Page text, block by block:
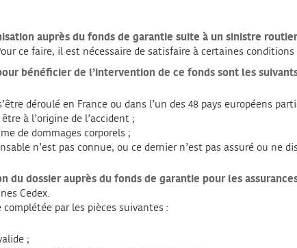
auprès du fonds de garantie suite à un sinistre
ce faire, il est nécessaire de satisfaire à certaines
bénéficier de l’intervention de ce fonds sont les
déroulé en France ou dans l’un des 48 pays européens
à l’origine de l’accident ;
de dommages corporels ;
n’est pas connue, ou ce dernier n’est pas assuré ou ne
du dossier auprès du fonds de garantie pour les
Cedex.
par les pièces suivantes :
;